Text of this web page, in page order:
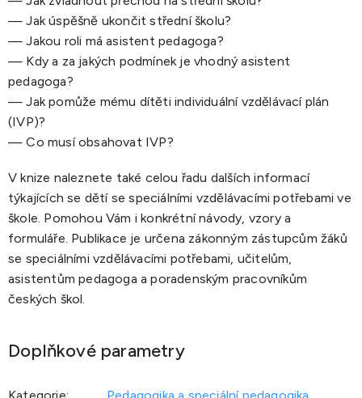
— Jak úspěšně ukončit střední školu?
— Jakou roli má asistent pedagoga?
— Kdy a za jakých podmínek je vhodný asistent
pedagoga?
— Jak pomůže mému dítěti individuální vzdělávací plán
(IVP)?
— Co musí obsahovat IVP?
V knize naleznete také celou řadu dalších informací
týkajících se dětí se speciálními vzdělávacími potřebami ve
škole. Pomohou Vám i konkrétní návody, vzory a
formuláře. Publikace je určena zákonným zástupcům žáků
se speciálními vzdělávacími potřebami, učitelům,
asistentům pedagoga a poradenským pracovníkům
českých škol.
Doplňkové parametry